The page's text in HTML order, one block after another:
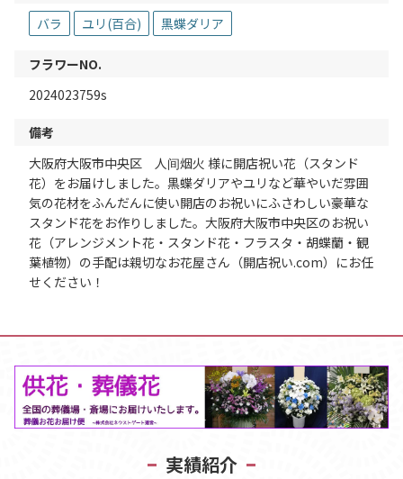
バラ
ユリ(百合) 黒蝶ダリア
フラワーNO.
2024023759s
備考
大阪府大阪市中央区 人间烟火 様に開店祝い花（スタンド
花）をお届けしました。黒蝶ダリアやユリなど華やいだ雰囲
気の花材をふんだんに使い開店のお祝いにふさわしい豪華な
スタンド花をお作りしました。大阪府大阪市中央区のお祝い
花（アレンジメント花・スタンド花・フラスタ・胡蝶蘭・観
葉植物）の手配は親切なお花屋さん（開店祝い.com）にお任
せください！
実績紹介